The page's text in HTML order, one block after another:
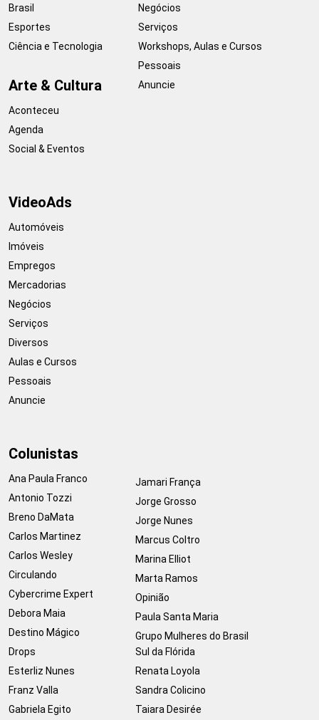
Brasil
Esportes
Ciência e Tecnologia
Arte & Cultura
Aconteceu
Agenda
Social & Eventos
Negócios
Serviços
Workshops, Aulas e Cursos
Pessoais
Anuncie
VideoAds
Automóveis
Imóveis
Empregos
Mercadorias
Negócios
Serviços
Diversos
Aulas e Cursos
Pessoais
Anuncie
Colunistas
Ana Paula Franco
Antonio Tozzi
Breno DaMata
Carlos Martinez
Carlos Wesley
Circulando
Cybercrime Expert
Debora Maia
Destino Mágico
Drops
Esterliz Nunes
Franz Valla
Gabriela Egito
Jamari França
Jorge Grosso
Jorge Nunes
Marcus Coltro
Marina Elliot
Marta Ramos
Opinião
Paula Santa Maria
Grupo Mulheres do Brasil
Sul da Flórida
Renata Loyola
Sandra Colicino
Taiara Desirée